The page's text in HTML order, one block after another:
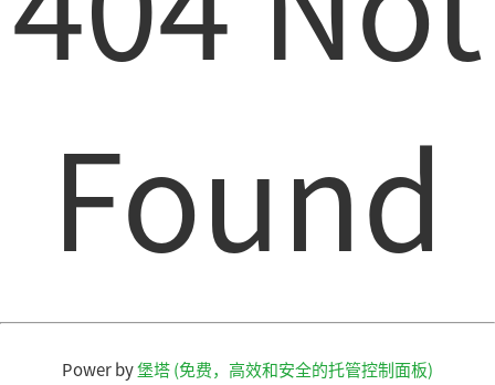
Found
Power by堡塔 (免费，高效和安全的托管控制面板)